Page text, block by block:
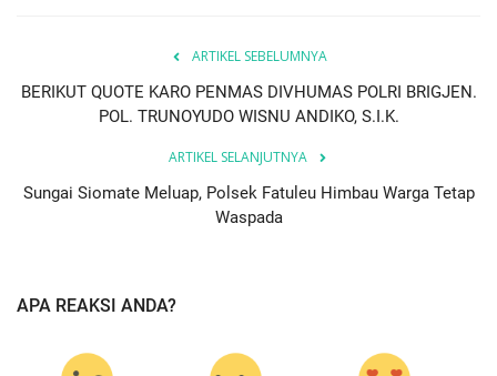
ARTIKEL SEBELUMNYA
BERIKUT QUOTE KARO PENMAS DIVHUMAS POLRI BRIGJEN.
POL. TRUNOYUDO WISNU ANDIKO, S.I.K.
ARTIKEL SELANJUTNYA
Sungai Siomate Meluap, Polsek Fatuleu Himbau Warga Tetap
Waspada
APA REAKSI ANDA?